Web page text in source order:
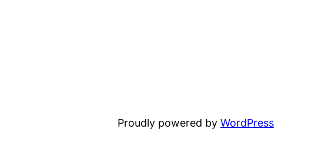
Proudly powered by WordPress